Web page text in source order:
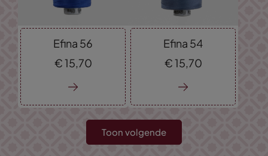
Efina 56
€15,70
Efina 54
€15,70
Toon volgende